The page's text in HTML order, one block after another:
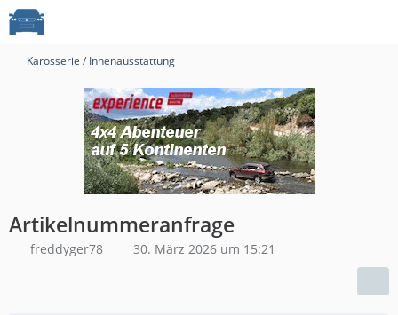
Karosserie / Innenausstattung
Artikelnummeranfrage
freddyger78 30. März 2026 um 15:21